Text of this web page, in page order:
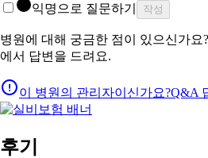
익명으로 질문하기
작성
병원에 대해 궁금한 점이 있으신가요
에서 답변을 드려요.
이 병원의 관리자이신가요?Q&A
후기